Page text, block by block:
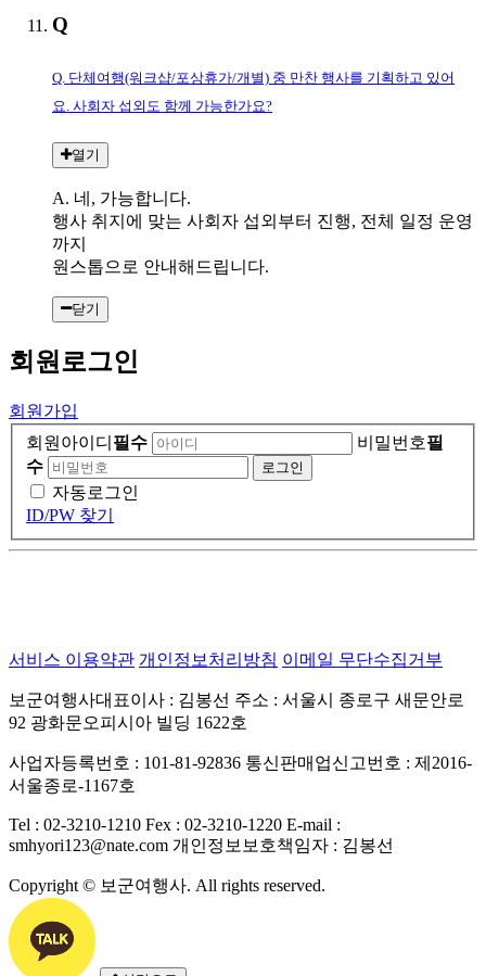
Q
Q. 단체여행(워크샵/포상휴가/개별) 중 만찬 행사를 기획하고 있어
요. 사회자 섭외도 함께 가능한가요?
열기
A. 네, 가능합니다.
행사 취지에 맞는 사회자 섭외부터 진행, 전체 일정 운영
까지
원스톱으로 안내해드립니다.
닫기
회원 로그인
회원가입
회원아이디 필수 비밀번호필
수
자동로그인
ID/PW 찾기
서비스 이용약관 개인정보처리방침 이메일 무단수집거부
보군여행사대표이사 : 김봉선 주소 : 서울시 종로구 새문안로
92 광화문오피시아 빌딩 1622호
사업자등록번호 : 101-81-92836 통신판매업신고번호 : 제2016-
서울종로-1167호
Tel : 02-3210-1210 Fex : 02-3210-1220 E-mail :
smhyori123@nate.com 개인정보보호책임자 : 김봉선
Copyright © 보군여행사. All rights reserved.